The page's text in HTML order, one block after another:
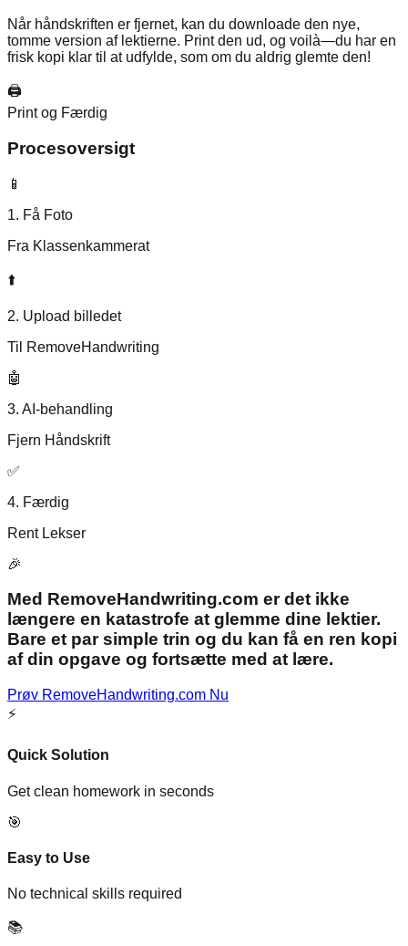
Når håndskriften er fjernet, kan du downloade den nye,
tomme version af lektierne. Print den ud, og voilà—du har en
frisk kopi klar til at udfylde, som om du aldrig glemte den!
🖨️
Print og Færdig
Procesoversigt
📱
1. Få Foto
Fra Klassenkammerat
⬆️
2. Upload billedet
Til RemoveHandwriting
🤖
3. AI-behandling
Fjern Håndskrift
✅
4. Færdig
Rent Lekser
🎉
Med RemoveHandwriting.com er det ikke
længere en katastrofe at glemme dine lektier.
Bare et par simple trin og du kan få en ren kopi
af din opgave og fortsætte med at lære.
Prøv RemoveHandwriting.com Nu
⚡
Quick Solution
Get clean homework in seconds
🎯
Easy to Use
No technical skills required
📚